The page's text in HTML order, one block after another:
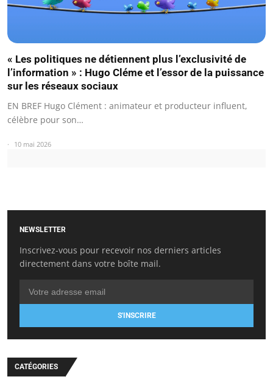
« Les politiques ne détiennent plus l’exclusivité de
l’information » : Hugo Cléme et l’essor de la puissance
sur les réseaux sociaux
EN BREF Hugo Clément : animateur et producteur influent,
célèbre pour son…
10 mai 2026
NEWSLETTER
Inscrivez-vous pour recevoir nos derniers articles
directement dans votre boîte mail.
S'INSCRIRE
CATÉGORIES